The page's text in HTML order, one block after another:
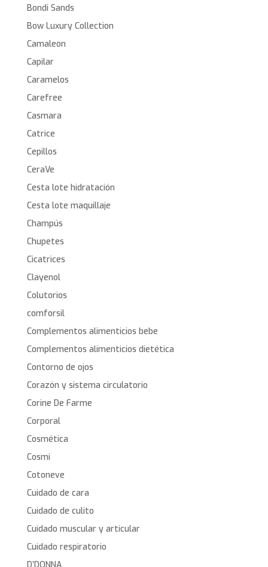
Bondi Sands
Bow Luxury Collection
Camaleon
Capilar
Caramelos
Carefree
Casmara
Catrice
Cepillos
CeraVe
Cesta lote hidratación
Cesta lote maquillaje
Champús
Chupetes
Cicatrices
Clayenol
Colutorios
comforsil
Complementos alimenticios bebe
Complementos alimenticios dietética
Contorno de ojos
Corazón y sistema circulatorio
Corine De Farme
Corporal
Cosmética
Cosmi
Cotoneve
Cuidado de cara
Cuidado de culito
Cuidado muscular y articular
Cuidado respiratorio